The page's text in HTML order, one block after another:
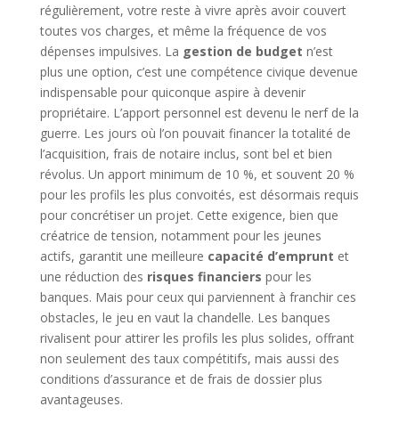
régulièrement, votre reste à vivre après avoir couvert
toutes vos charges, et même la fréquence de vos
dépenses impulsives. La gestion de budget n’est
plus une option, c’est une compétence civique devenue
indispensable pour quiconque aspire à devenir
propriétaire. L’apport personnel est devenu le nerf de la
guerre. Les jours où l’on pouvait financer la totalité de
l’acquisition, frais de notaire inclus, sont bel et bien
révolus. Un apport minimum de 10 %, et souvent 20 %
pour les profils les plus convoités, est désormais requis
pour concrétiser un projet. Cette exigence, bien que
créatrice de tension, notamment pour les jeunes
actifs, garantit une meilleure capacité d’emprunt et
une réduction des risques financiers pour les
banques. Mais pour ceux qui parviennent à franchir ces
obstacles, le jeu en vaut la chandelle. Les banques
rivalisent pour attirer les profils les plus solides, offrant
non seulement des taux compétitifs, mais aussi des
conditions d’assurance et de frais de dossier plus
avantageuses.